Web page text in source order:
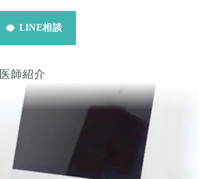
LINE相談
医師紹介